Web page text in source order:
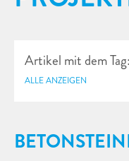
Artikel mit dem Tag:
ALLE ANZEIGEN